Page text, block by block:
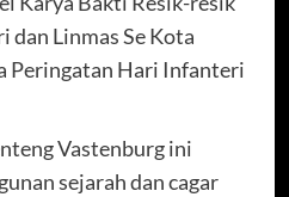
dan Linmas Se Kota
Peringatan Hari Infanteri
Vastenburg ini
sejarah dan cagar